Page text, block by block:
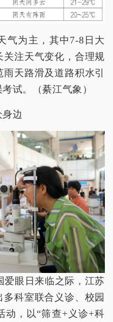
气为主，其中7-8日大
注天气变化，合理规
天路滑及道路积水引
试。（綦江气象）
边
爱眼日来临之际，江苏
科室联合义诊、校园
动，以“筛查+义诊+科